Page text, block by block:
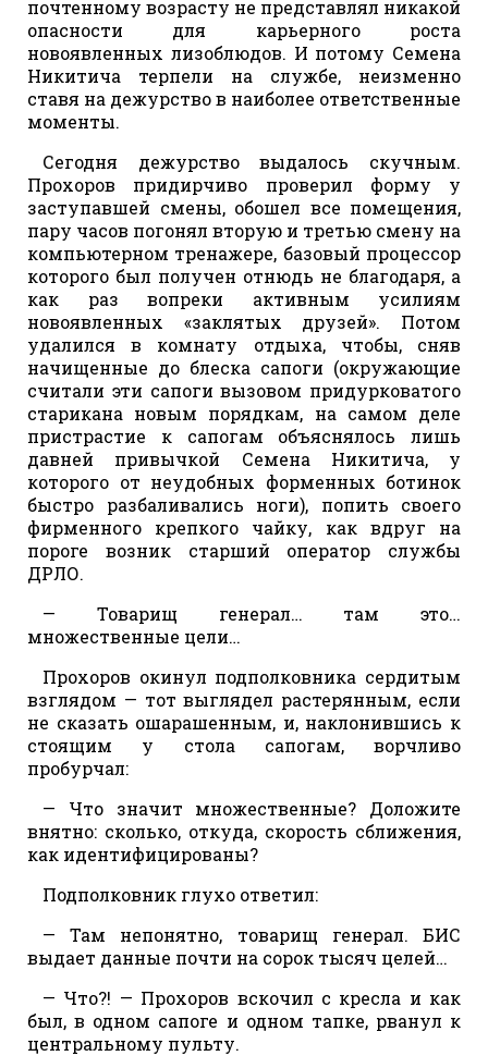
почтенному возрасту не представлял никакой
опасности для карьерного роста
новоявленных лизоблюдов. И потому Семена
Никитича терпели на службе, неизменно
ставя на дежурство в наиболее ответственные
моменты.
Сегодня дежурство выдалось скучным.
Прохоров придирчиво проверил форму у
заступавшей смены, обошел все помещения,
пару часов погонял вторую и третью смену на
компьютерном тренажере, базовый процессор
которого был получен отнюдь не благодаря, а
как раз вопреки активным усилиям
новоявленных «заклятых друзей». Потом
удалился в комнату отдыха, чтобы, сняв
начищенные до блеска сапоги (окружающие
считали эти сапоги вызовом придурковатого
старикана новым порядкам, на самом деле
пристрастие к сапогам объяснялось лишь
давней привычкой Семена Никитича, у
которого от неудобных форменных ботинок
быстро разбаливались ноги), попить своего
фирменного крепкого чайку, как вдруг на
пороге возник старший оператор службы
ДРЛО.
— Товарищ генерал… там это…
множественные цели…
Прохоров окинул подполковника сердитым
взглядом — тот выглядел растерянным, если
не сказать ошарашенным, и, наклонившись к
стоящим у стола сапогам, ворчливо
пробурчал:
— Что значит множественные? Доложите
внятно: сколько, откуда, скорость сближения,
как идентифицированы?
Подполковник глухо ответил:
— Там непонятно, товарищ генерал. БИС
выдает данные почти на сорок тысяч целей…
— Что?! — Прохоров вскочил с кресла и как
был, в одном сапоге и одном тапке, рванул к
центральному пульту.